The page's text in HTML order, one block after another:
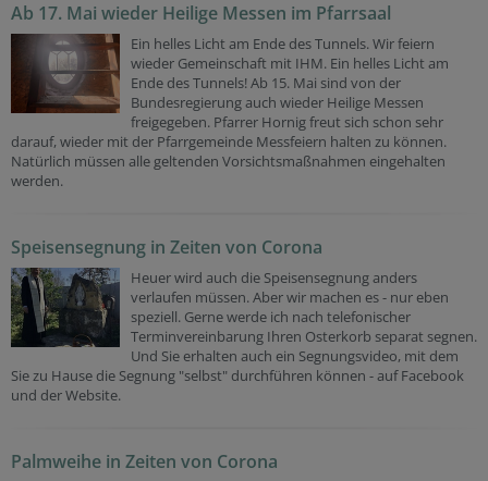
Ab 17. Mai wieder Heilige Messen im Pfarrsaal
Ein helles Licht am Ende des Tunnels. Wir feiern
wieder Gemeinschaft mit IHM. Ein helles Licht am
Ende des Tunnels! Ab 15. Mai sind von der
Bundesregierung auch wieder Heilige Messen
freigegeben. Pfarrer Hornig freut sich schon sehr
darauf, wieder mit der Pfarrgemeinde Messfeiern halten zu können.
Natürlich müssen alle geltenden Vorsichtsmaßnahmen eingehalten
werden.
Speisensegnung in Zeiten von Corona
Heuer wird auch die Speisensegnung anders
verlaufen müssen. Aber wir machen es - nur eben
speziell. Gerne werde ich nach telefonischer
Terminvereinbarung Ihren Osterkorb separat segnen.
Und Sie erhalten auch ein Segnungsvideo, mit dem
Sie zu Hause die Segnung "selbst" durchführen können - auf Facebook
und der Website.
Palmweihe in Zeiten von Corona